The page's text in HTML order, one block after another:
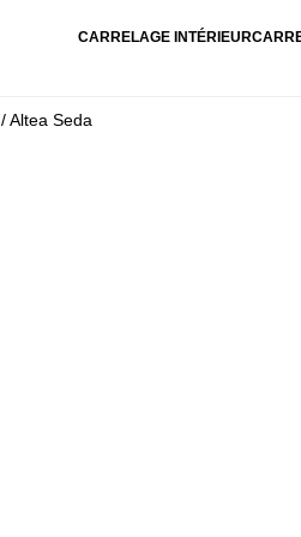
CARRELAGE INTÉRIEUR
/ Altea Seda